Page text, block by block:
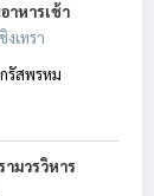
าหารเช้า
เทรา
รัสพรหม
มวรวิหาร